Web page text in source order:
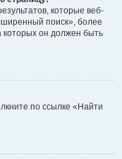
которые веб-
поиск», более
которых он должен быть
по ссылке «Найти